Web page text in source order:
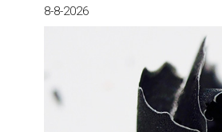
8-8-2026